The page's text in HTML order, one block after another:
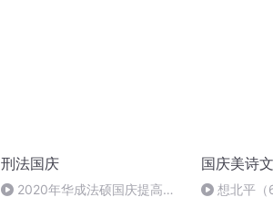
刑法国庆
2020年华成法硕国庆提高班
国庆美诗文
想北平（6